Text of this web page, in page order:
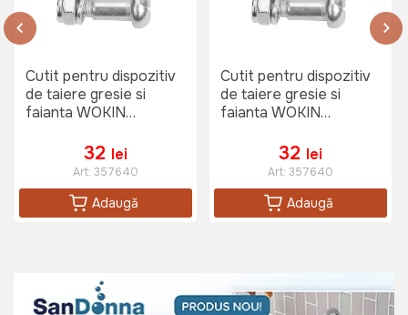
Cutit pentru dispozitiv
de taiere gresie si
faianta WOKIN
32 lei
Art: 357640
Adaugă
Cutit pentru dispozitiv
de taiere gresie si
faianta WOKIN
32 lei
Art: 357640
Adaugă